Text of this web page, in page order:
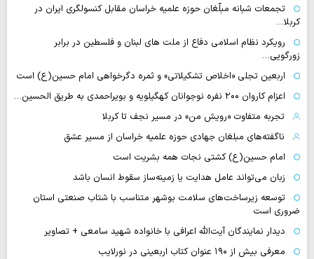
تجمعات شبانه مبلّغان حوزه علمیه خراسان مقابل کنسولگری ایران در
کربلا…
رویکرد نظام اسلامی دفاع از ملت های لبنان و فلسطین در برابر
زورگویی…
اربعین تجلی «اخلاص تشکیلاتی» و ثمره دگرخواهی امام حسین(ع) است
اعزام کاروان ۲۰۰ نفره نوجوانان کهگیلویه و بویراحمدی به طریق الحسین…
تجربه متفاوت «رویش من» در مسیر نجف تا کربلا
ناگفته‌های مبلغان جهادی حوزه علمیه خراسان از مسیر عشق
امام حسین(ع) کشتی نجات همه بشریت است
زبان می‌تواند عامل هدایت یا زمینه‌ساز سقوط انسان باشد
توسعه زیرساخت‌های سلامت بوشهر متناسب با شتاب صنعتی استان
ضروری است
دیدار نمایندگان آیت‌الله اعرافی با خانواده شهید سامعی + تصاویر
معرفی بیش از ۱۹۰ عنوان کتاب اربعینی در نورلایب